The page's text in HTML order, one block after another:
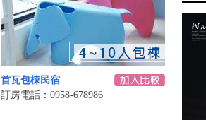
首瓦包棟民宿
訂房電話：0958-678986